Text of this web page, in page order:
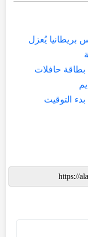
مدارس بريطانيا يُعزل
حافلات
التوقيت